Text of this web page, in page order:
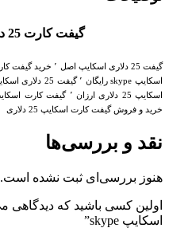
گیفت کارت 25 دلاری اسکایپ skype
خرید و فروش گیفت کارت اسکایپ 25 دلاری
نقد و بررسی‌ها
هنوز بررسی‌ای ثبت نشده است.
اسکایپ skype”